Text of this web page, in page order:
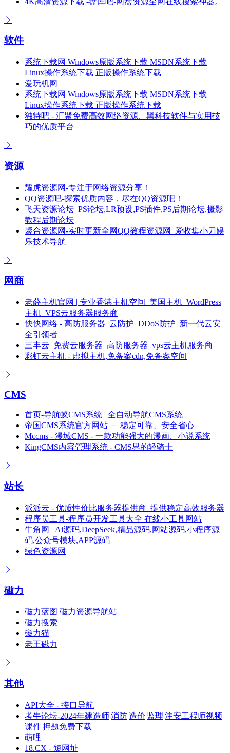
软件
系统下载网 Windows原版系统下载 MSDN系统下载
Linux操作系统下载 正版操作系统下载
爱玩机网
系统下载网 Windows原版系统下载 MSDN系统下载
Linux操作系统下载 正版操作系统下载
独特吧 - 汇聚免费高效网络资源、黑科技软件与实用技
巧的优质平台
资源
耀虎资源网-专注于网络资源分享！
QQ资源吧-探索优质内容，尽在QQ资源吧！
飞天资源论坛_PS论坛,LR预设,PS插件,PS后期论坛,摄影
教程后期论坛
聚合资源网-实时更新全网QQ教程资源网_爱收集小刀娱
乐技术导航
网商
老薛主机官网 | 专业香港主机空间_美国主机_WordPress
主机_VPS云服务器服务商
快快网络 - 高防服务器_云防护_DDoS防护_新一代云安
全引领者
三丰云_免费云服务器_高防服务器_vps云主机服务商
彩虹云主机 - 虚拟主机,免备案cdn,免备案空间
CMS
首页-导航蚁CMS系统 | 全自动导航CMS系统
帝国CMS系统官方网站 － 稳定可靠、安全省心
Mccms - 漫城CMS - 一款功能强大的漫画、小说系统
KingCMS内容管理系统 - CMS界的轻骑士
站长
派派云 - 优质性价比服务器提供商_提供稳定高效服务器
程序员工具-程序员开发工具大全 在线小工具网站
牛角网 | Ai源码,DeepSeek,精品源码,网站源码,小程序源
码,公众号模块,APP源码
绿色资源网
磁力
磁力蓝图 磁力资源导航站
磁力搜索
磁力猫
老王磁力
其他
API大全 - 接口导航
考牛论坛-2024年建造师|消防|造价|监理|注安工程师视频
课件|押题免费下载
萌哩
18.CX - 短网址